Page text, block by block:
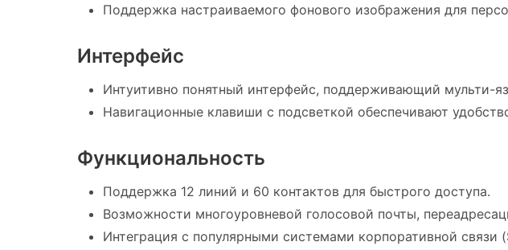
Поддержка настраиваемого фонового изображения для
Интерфейс
Интуитивно понятный интерфейс, поддерживающий мульти-
Навигационные клавиши с подсветкой обеспечивают
Функциональность
Поддержка 12 линий и 60 контактов для быстрого доступа.
Возможности многоуровневой голосовой почты,
Интеграция с популярными системами корпоративной связи